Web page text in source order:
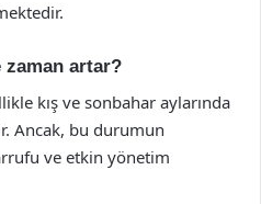
zaman artar?
kış ve sonbahar aylarında
Ancak, bu durumun
ve etkin yönetim